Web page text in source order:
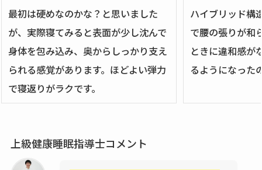
最初は硬めなのかな？と思いました
が、実際寝てみると表面が少し沈んで
身体を包み込み、奥からしっかり支え
られる感覚があります。ほどよい弾力
で寝返りがラクです。
ハイブリッド構
で腰の張りが和
ときに違和感が
るようになった
上級健康睡眠指導士コメント